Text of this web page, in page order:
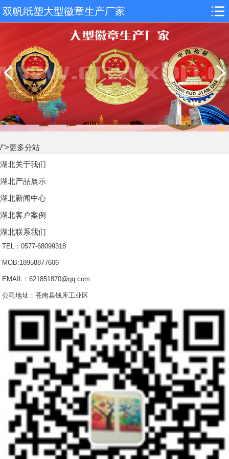
双帆纸塑大型徽章生产厂家
/">更多分站
湖北关于我们
湖北产品展示
湖北新闻中心
湖北客户案例
湖北联系我们
TEL：0577-68099318
MOB:18958877606
EMAIL：621851870@qq.com
公司地址：苍南县钱库工业区